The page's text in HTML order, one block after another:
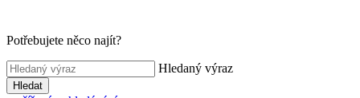
Potřebujete něco najít?
Hledaný výraz
Hledat